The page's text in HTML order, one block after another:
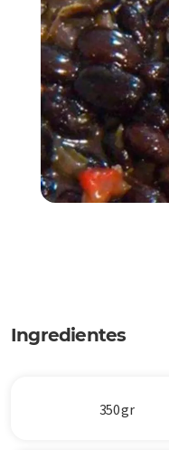
Ingredientes
350 gr